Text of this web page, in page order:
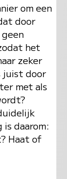
om een
door
het
zeker
juist door
met als
daarom:
Haat of